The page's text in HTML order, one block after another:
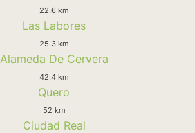
22.6 km
Las Labores
25.3 km
Alameda De Cervera
42.4 km
Quero
52 km
Ciudad Real